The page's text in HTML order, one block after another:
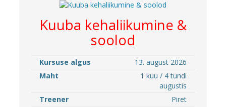
Kuuba kehaliikumine &
soolod
Kursuse algus
13. august 2026
Maht
1 kuu / 4 tundi
augustis
Treener
Piret